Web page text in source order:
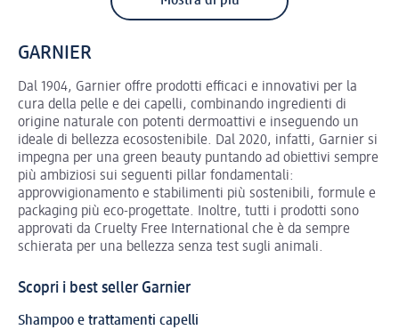
GARNIER
Dal 1904, Garnier offre prodotti efficaci e innovativi per la
cura della pelle e dei capelli, combinando ingredienti di
origine naturale con potenti dermoattivi e inseguendo un
ideale di bellezza ecosostenibile. Dal 2020, infatti, Garnier si
impegna per una green beauty puntando ad obiettivi sempre
più ambiziosi sui seguenti pillar fondamentali:
approvvigionamento e stabilimenti più sostenibili, formule e
packaging più eco-progettate. Inoltre, tutti i prodotti sono
approvati da Cruelty Free International che è da sempre
schierata per una bellezza senza test sugli animali.
Scopri i best seller Garnier
Shampoo e trattamenti capelli